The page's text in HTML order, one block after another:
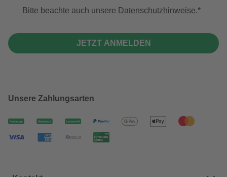
Bitte beachte auch unsere Datenschutzhinweise.
JETZT ANMELDEN
Unsere Zahlungsarten